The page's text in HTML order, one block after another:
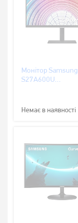
Монітор Samsung
S27A600U
Немає в наявності